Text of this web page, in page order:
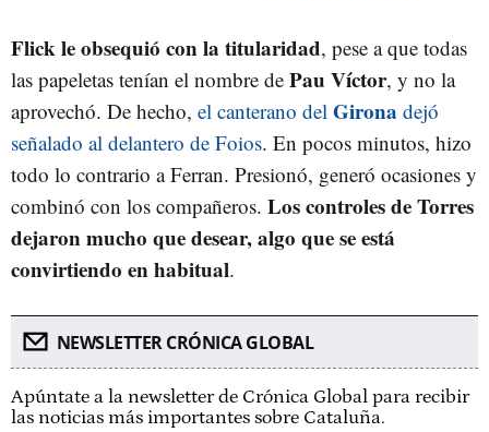
Flick le obsequió con la titularidad, pese a que todas
las papeletas tenían el nombre de Pau Víctor, y no la
aprovechó. De hecho, el canterano del Girona dejó
señalado al delantero de Foios. En pocos minutos, hizo
todo lo contrario a Ferran. Presionó, generó ocasiones y
combinó con los compañeros. Los controles de Torres
dejaron mucho que desear, algo que se está
convirtiendo en habitual.
NEWSLETTER CRÓNICA GLOBAL
Apúntate a la newsletter de Crónica Global para recibir
las noticias más importantes sobre Cataluña.